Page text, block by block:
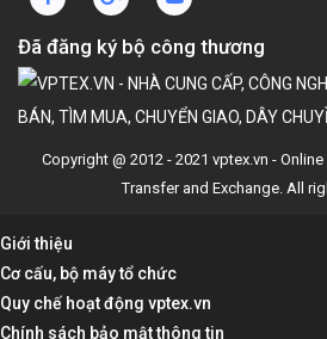
Đã đăng ký bộ công thương
Copyright @ 2012 - 2021 vptex.vn -
Transfer and Exchange. All
Giới thiệu
Cơ cấu, bộ máy tổ chức
Quy chế hoạt động vptex.vn
Chính sách bảo mật thông tin